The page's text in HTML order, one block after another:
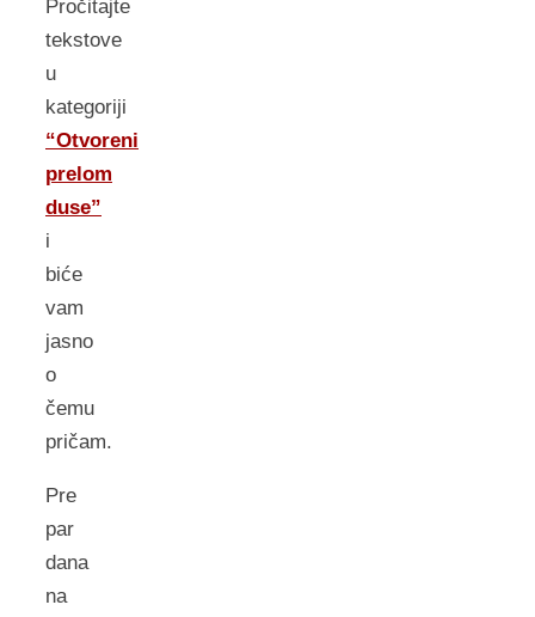
Pročitajte
tekstove
u
kategoriji
“Otvoreni
prelom
duse”
i
biće
vam
jasno
o
čemu
pričam.
Pre
par
dana
na